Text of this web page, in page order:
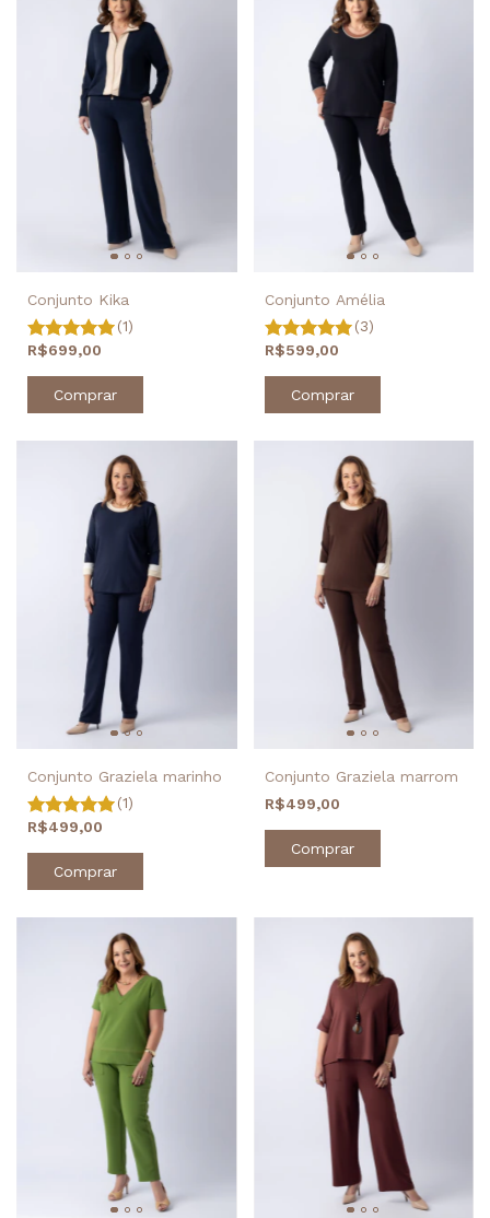
Conjunto Kika
(1)
R$699,00
Comprar
Conjunto Amélia
(3)
R$599,00
Comprar
Conjunto Graziela marinho
(1)
R$499,00
Comprar
Conjunto Graziela marrom
R$499,00
Comprar